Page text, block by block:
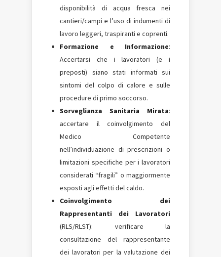
disponibilità di acqua fresca nei
cantieri/campi e l’uso di indumenti di
lavoro leggeri, traspiranti e coprenti.
Formazione e Informazione:
Accertarsi che i lavoratori (e i
preposti) siano stati informati sui
sintomi del colpo di calore e sulle
procedure di primo soccorso.
Sorveglianza Sanitaria Mirata:
accertare il coinvolgimento del
Medico Competente
nell’individuazione di prescrizioni o
limitazioni specifiche per i lavoratori
considerati “fragili” o maggiormente
esposti agli effetti del caldo.
Coinvolgimento dei
Rappresentanti dei Lavoratori
(RLS/RLST): verificare la
consultazione del rappresentante
dei lavoratori per la valutazione dei